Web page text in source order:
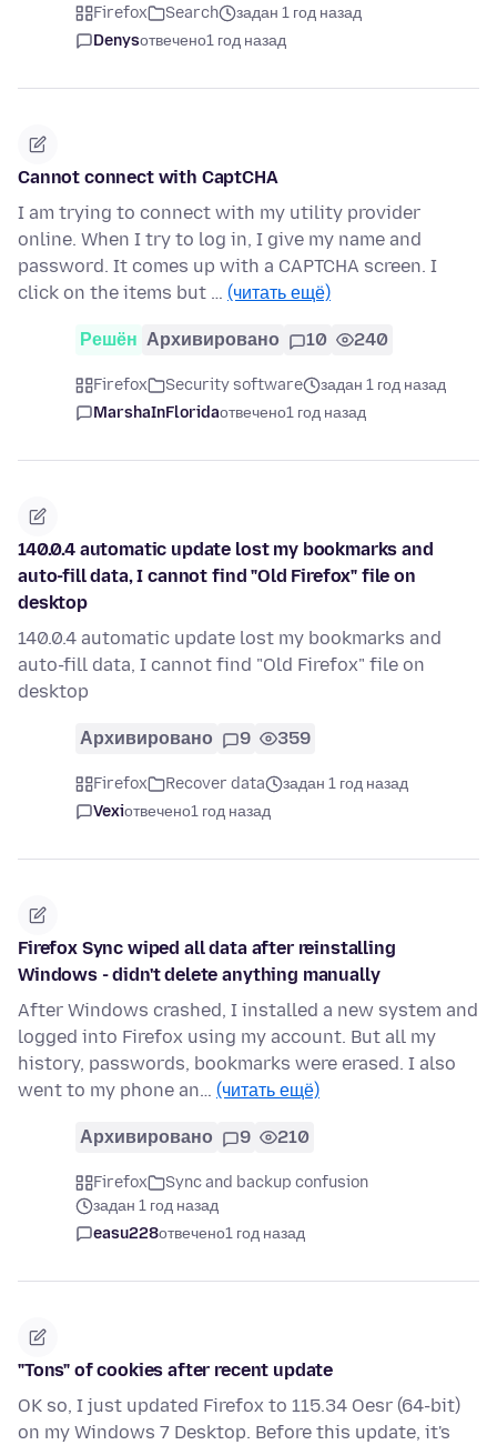
Firefox Search
задан 1 год назад
Denysотвечено1 год назад
Cannot connect with CaptCHA
I am trying to connect with my utility provider
online. When I try to log in, I give my name and
password. It comes up with a CAPTCHA screen. I
click on the items but … (читать ещё)
Решён Архивировано 10 240
Firefox Security software
задан 1 год назад
MarshaInFloridaотвечено1 год назад
140.0.4 automatic update lost my bookmarks and
auto-fill data, I cannot find "Old Firefox" file on
desktop
140.0.4 automatic update lost my bookmarks and
auto-fill data, I cannot find "Old Firefox" file on
desktop
Архивировано 9 359
Firefox Recover data
задан 1 год назад
Vexiотвечено1 год назад
Firefox Sync wiped all data after reinstalling
Windows - didn't delete anything manually
After Windows crashed, I installed a new system and
logged into Firefox using my account. But all my
history, passwords, bookmarks were erased. I also
went to my phone an… (читать ещё)
Архивировано 9 210
Firefox
Sync and backup confusion
задан 1 год назад
easu228отвечено1 год назад
"Tons" of cookies after recent update
OK so, I just updated Firefox to 115.34 Oesr (64-bit)
on my Windows 7 Desktop. Before this update, it's